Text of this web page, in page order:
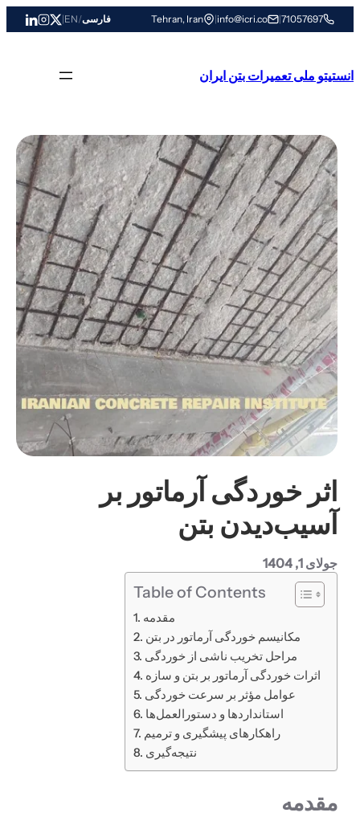
به
71057697
|
info@icri.co
|
Tehran, Iran فارسی/
EN
|
انستیتو ملی تعمیرات بتن ایران
اثر خوردگی آرماتور بر
آسیب‌دیدن بتن
جولای 1, 1404
Table of Contents
مقدمه
مکانیسم خوردگی آرماتور در بتن
مراحل تخریب ناشی از خوردگی
اثرات خوردگی آرماتور بر بتن و سازه
عوامل مؤثر بر سرعت خوردگی
استانداردها و دستورالعمل‌ها
راهکارهای پیشگیری و ترمیم
نتیجه‌گیری
مقدمه